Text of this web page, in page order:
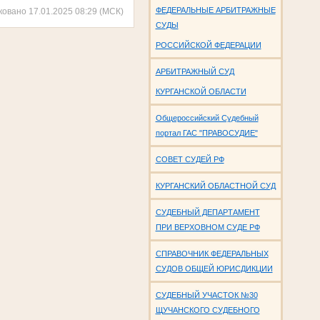
ФЕДЕРАЛЬНЫЕ АРБИТРАЖНЫЕ
СУДЫ
РОССИЙСКОЙ ФЕДЕРАЦИИ
АРБИТРАЖНЫЙ СУД
КУРГАНСКОЙ ОБЛАСТИ
Общероссийский Судебный
портал ГАС "ПРАВОСУДИЕ"
СОВЕТ СУДЕЙ РФ
КУРГАНСКИЙ ОБЛАСТНОЙ СУД
СУДЕБНЫЙ ДЕПАРТАМЕНТ
ПРИ ВЕРХОВНОМ СУДЕ РФ
СПРАВОЧНИК ФЕДЕРАЛЬНЫХ
СУДОВ ОБЩЕЙ ЮРИСДИКЦИИ
СУДЕБНЫЙ УЧАСТОК №30
ЩУЧАНСКОГО СУДЕБНОГО
17.01.2025 08:29 (МСК)